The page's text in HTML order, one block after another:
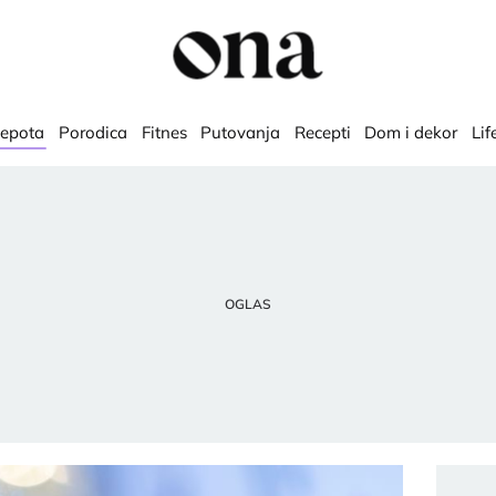
Porodica Fitnes Putovanja Recepti Dom i dekor